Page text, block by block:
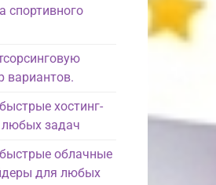
спортивного
вариантов.
хостинг-
задач
облачные
для любых